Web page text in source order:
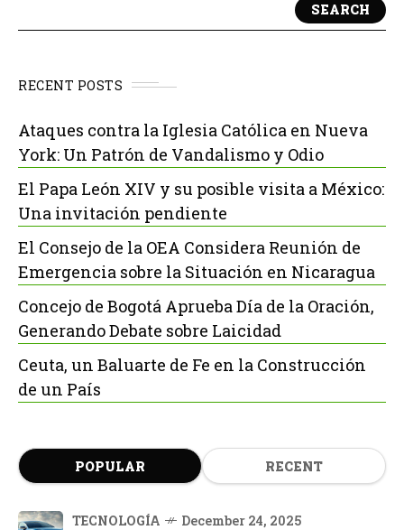
SEARCH
RECENT POSTS
Ataques contra la Iglesia Católica en Nueva
York: Un Patrón de Vandalismo y Odio
El Papa León XIV y su posible visita a México:
Una invitación pendiente
El Consejo de la OEA Considera Reunión de
Emergencia sobre la Situación en Nicaragua
Concejo de Bogotá Aprueba Día de la Oración,
Generando Debate sobre Laicidad
Ceuta, un Baluarte de Fe en la Construcción
de un País
POPULAR RECENT
TECNOLOGÍA December 24, 2025